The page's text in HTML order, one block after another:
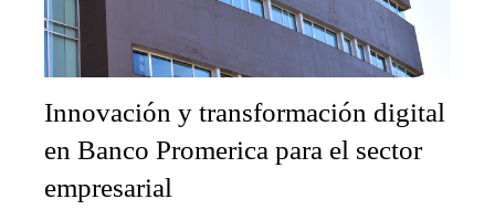
Innovación y transformación digital
en Banco Promerica para el sector
empresarial